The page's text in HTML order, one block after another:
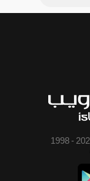
جميع الحقوق محفوظة © 2026 - 1998